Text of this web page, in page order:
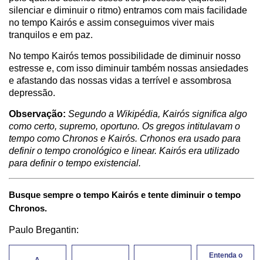
silenciar e diminuir o ritmo) entramos com mais facilidade
no tempo Kairós e assim conseguimos viver mais
tranquilos e em paz.
No tempo Kairós temos possibilidade de diminuir nosso
estresse e, com isso diminuir também nossas ansiedades
e afastando das nossas vidas a terrível e assombrosa
depressão.
Observação: Segundo a Wikipédia, Kairós significa algo
como certo, supremo, oportuno. Os gregos intitulavam o
tempo como Chronos e Kairós. Crhonos era usado para
definir o tempo cronológico e linear. Kairós era utilizado
para definir o tempo existencial.
Busque sempre o tempo Kairós e tente diminuir o tempo
Chronos.
Paulo Bregantin:
Entenda o